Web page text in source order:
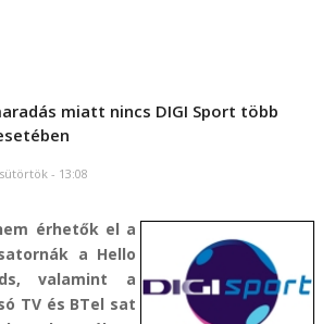
miatt nincs DIGI Sport több
- 13:08
érhetők el a
a Hello
valamint a
TV és BTel sat